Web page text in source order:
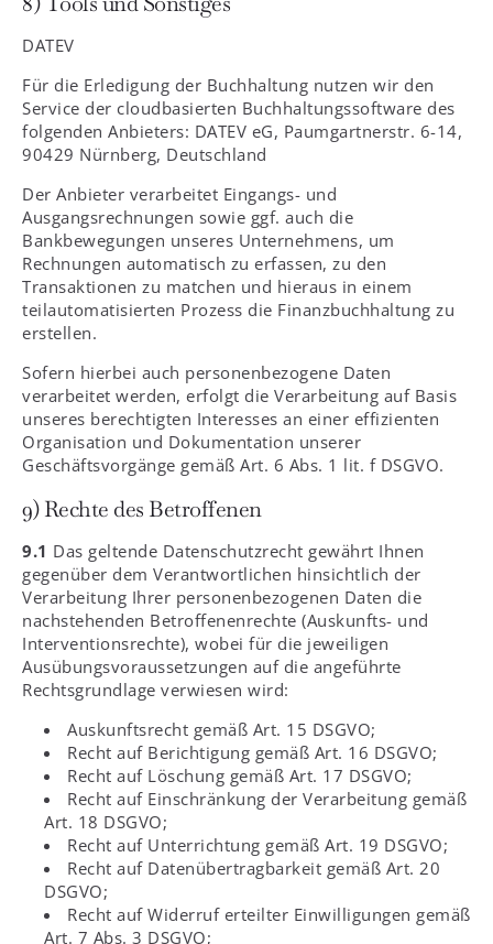
DATEV
Für die Erledigung der Buchhaltung nutzen wir den
Service der cloudbasierten Buchhaltungssoftware des
folgenden Anbieters: DATEV eG, Paumgartnerstr. 6-14,
90429 Nürnberg, Deutschland
Der Anbieter verarbeitet Eingangs- und
Ausgangsrechnungen sowie ggf. auch die
Bankbewegungen unseres Unternehmens, um
Rechnungen automatisch zu erfassen, zu den
Transaktionen zu matchen und hieraus in einem
teilautomatisierten Prozess die Finanzbuchhaltung zu
erstellen.
Sofern hierbei auch personenbezogene Daten
verarbeitet werden, erfolgt die Verarbeitung auf Basis
unseres berechtigten Interesses an einer effizienten
Organisation und Dokumentation unserer
Geschäftsvorgänge gemäß Art. 6 Abs. 1 lit. f DSGVO.
9) Rechte des Betroffenen
9.1 Das geltende Datenschutzrecht gewährt Ihnen
gegenüber dem Verantwortlichen hinsichtlich der
Verarbeitung Ihrer personenbezogenen Daten die
nachstehenden Betroffenenrechte (Auskunfts- und
Interventionsrechte), wobei für die jeweiligen
Ausübungsvoraussetzungen auf die angeführte
Rechtsgrundlage verwiesen wird:
Auskunftsrecht gemäß Art. 15 DSGVO;
Recht auf Berichtigung gemäß Art. 16 DSGVO;
Recht auf Löschung gemäß Art. 17 DSGVO;
Recht auf Einschränkung der Verarbeitung gemäß
Art. 18 DSGVO;
Recht auf Unterrichtung gemäß Art. 19 DSGVO;
Recht auf Datenübertragbarkeit gemäß Art. 20
DSGVO;
Recht auf Widerruf erteilter Einwilligungen gemäß
Art. 7 Abs. 3 DSGVO;